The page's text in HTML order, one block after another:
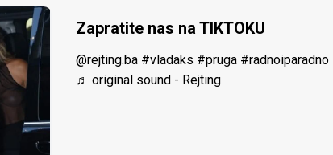
Zapratite nas na TIKTOKU
@rejting.ba #vladaks #pruga #radnoiparadno
♬ original sound - Rejting